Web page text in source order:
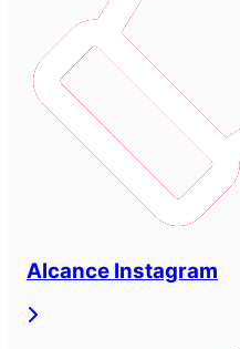
Alcance Instagram